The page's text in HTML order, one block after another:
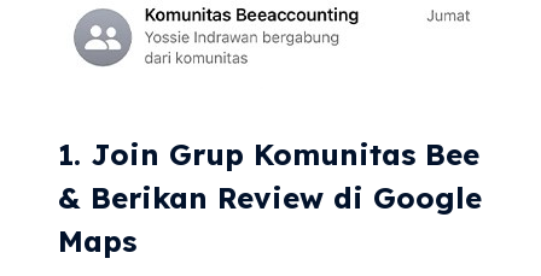
1. Join Grup Komunitas Bee
& Berikan Review di Google
Maps